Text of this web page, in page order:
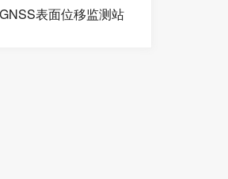
表面位移监测站